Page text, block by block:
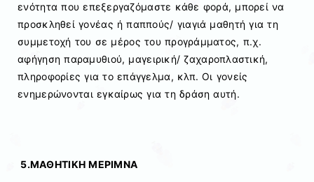
ενότητα που επεξεργαζόμαστε κάθε φορά, μπορεί να
προσκληθεί γονέας ή παππούς/ γιαγιά μαθητή για τη
συμμετοχή του σε μέρος του προγράμματος, π.χ.
αφήγηση παραμυθιού, μαγειρική/ ζαχαροπλαστική,
πληροφορίες για το επάγγελμα, κλπ. Οι γονείς
ενημερώνονται εγκαίρως για τη δράση αυτή.
5.ΜΑΘΗΤΙΚΗ ΜΕΡΙΜΝΑ